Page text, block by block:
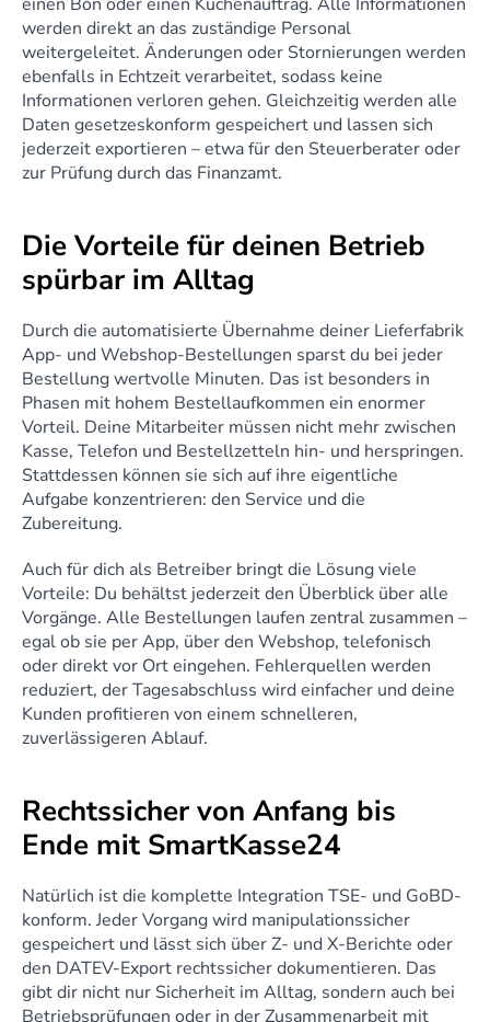
werden direkt an das zuständige Personal
weitergeleitet. Änderungen oder Stornierungen werden
ebenfalls in Echtzeit verarbeitet, sodass keine
Informationen verloren gehen. Gleichzeitig werden alle
Daten gesetzeskonform gespeichert und lassen sich
jederzeit exportieren – etwa für den Steuerberater oder
zur Prüfung durch das Finanzamt.
Die Vorteile für deinen Betrieb
spürbar im Alltag
Durch die automatisierte Übernahme deiner Lieferfabrik
App- und Webshop-Bestellungen sparst du bei jeder
Bestellung wertvolle Minuten. Das ist besonders in
Phasen mit hohem Bestellaufkommen ein enormer
Vorteil. Deine Mitarbeiter müssen nicht mehr zwischen
Kasse, Telefon und Bestellzetteln hin- und herspringen.
Stattdessen können sie sich auf ihre eigentliche
Aufgabe konzentrieren: den Service und die
Zubereitung.
Auch für dich als Betreiber bringt die Lösung viele
Vorteile: Du behältst jederzeit den Überblick über alle
Vorgänge. Alle Bestellungen laufen zentral zusammen –
egal ob sie per App, über den Webshop, telefonisch
oder direkt vor Ort eingehen. Fehlerquellen werden
reduziert, der Tagesabschluss wird einfacher und deine
Kunden profitieren von einem schnelleren,
zuverlässigeren Ablauf.
Rechtssicher von Anfang bis
Ende mit SmartKasse24
Natürlich ist die komplette Integration TSE- und GoBD-
konform. Jeder Vorgang wird manipulationssicher
gespeichert und lässt sich über Z- und X-Berichte oder
den DATEV-Export rechtssicher dokumentieren. Das
gibt dir nicht nur Sicherheit im Alltag, sondern auch bei
Betriebsprüfungen oder in der Zusammenarbeit mit